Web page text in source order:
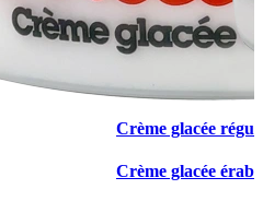
Crème glacée
Crème glacée